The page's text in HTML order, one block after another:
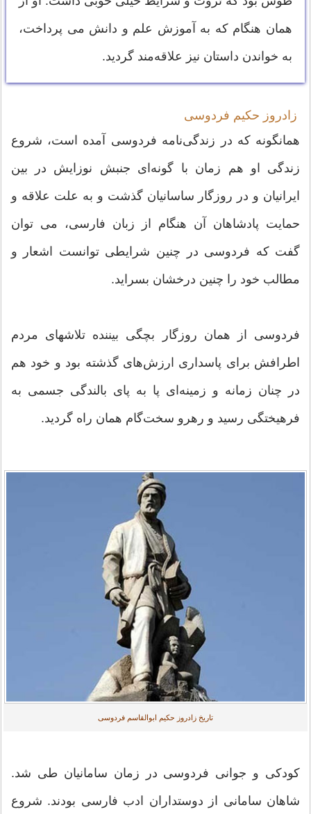
همان هنگام که به آموزش علم و دانش می پرداخت،
به خواندن داستان نیز علاقه‌مند گردید.
زادروز حکیم فردوسی
همانگونه که در زندگی‌نامه فردوسی آمده است، شروع
زندگی او هم‌ زمان با گونه‌ای جنبش نوزایش در بین
ایرانیان و در روزگار ساسانیان گذشت و به علت علاقه و
حمایت پادشاهان آن هنگام از زبان فارسی، می توان
گفت که فردوسی در چنین شرایطی توانست اشعار و
مطالب خود را چنین درخشان بسراید.
فردوسی از همان روزگار بچگی بیننده تلاشهای مردم
اطرافش برای پاسداری ارزش‌های گذشته بود و خود هم
در چنان زمانه و زمینه‌ای پا به پای بالندگی جسمی به
فرهیختگی رسید و رهرو سخت‌گام همان راه گردید.
تاریخ زادروز حکیم ابوالقاسم فردوسی
کودکی و جوانی فردوسی در زمان سامانیان طی شد.
شاهان سامانی از دوستداران ادب فارسی بودند. شروع